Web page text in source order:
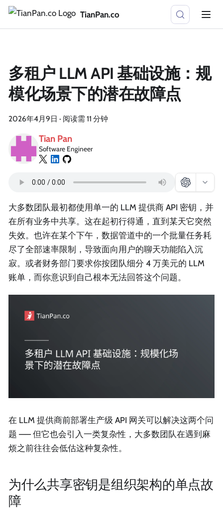
TianPan.co
多租户 LLM API 基础设施：规
模化场景下的潜在故障点
2026年4月9日 · 阅读需 11 分钟
Tian Pan
Software Engineer
大多数团队最初都使用单一的 LLM 提供商 API 密钥，并
在所有业务中共享。这在起初行得通，直到某天它突然
失效。也许在某个下午，数据管道中的一个批量任务耗
尽了全部速率限制，导致面向用户的聊天功能陷入沉
寂。或者财务部门要求你按团队细分 4 万美元的 LLM
账单，而你意识到自己根本无法回答这个问题。
在 LLM 提供商前部署生产级 API 网关可以解决这两个问
题 —— 但它也会引入一类复杂性，大多数团队在遇到麻
烦之前往往会低估这种复杂性。
为什么共享密钥是组织架构的单点故
障